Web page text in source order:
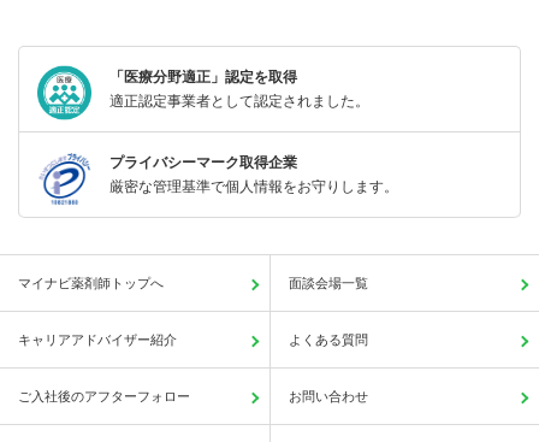
「医療分野適正」認定を取得
適正認定事業者として認定されました。
プライバシーマーク取得企業
厳密な管理基準で個人情報をお守りします。
マイナビ薬剤師トップへ 面談会場一覧
キャリアアドバイザー紹介 よくある質問
ご入社後のアフターフォロー お問い合わせ